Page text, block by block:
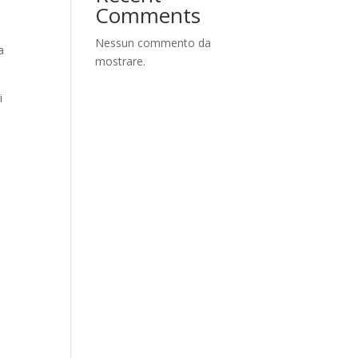
Comments
Nessun commento da
mostrare.